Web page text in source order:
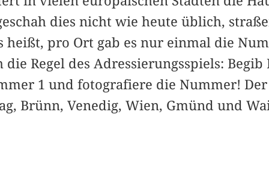
dies nicht wie heute üblich,
heißt, pro Ort gab es nur einmal die
Regel des Adressierungsspiels:
1 und fotografiere die Nummer!
Brünn, Venedig, Wien, Gmünd und